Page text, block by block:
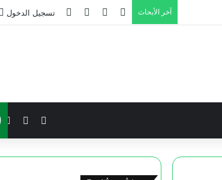
آخر الأبحاث تسجيل الدخول